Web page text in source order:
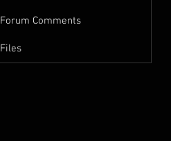
Forum Comments
Files